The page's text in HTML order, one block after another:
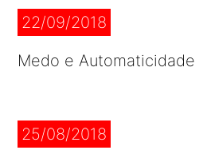
22/09/2018
Medo e Automaticidade
25/08/2018